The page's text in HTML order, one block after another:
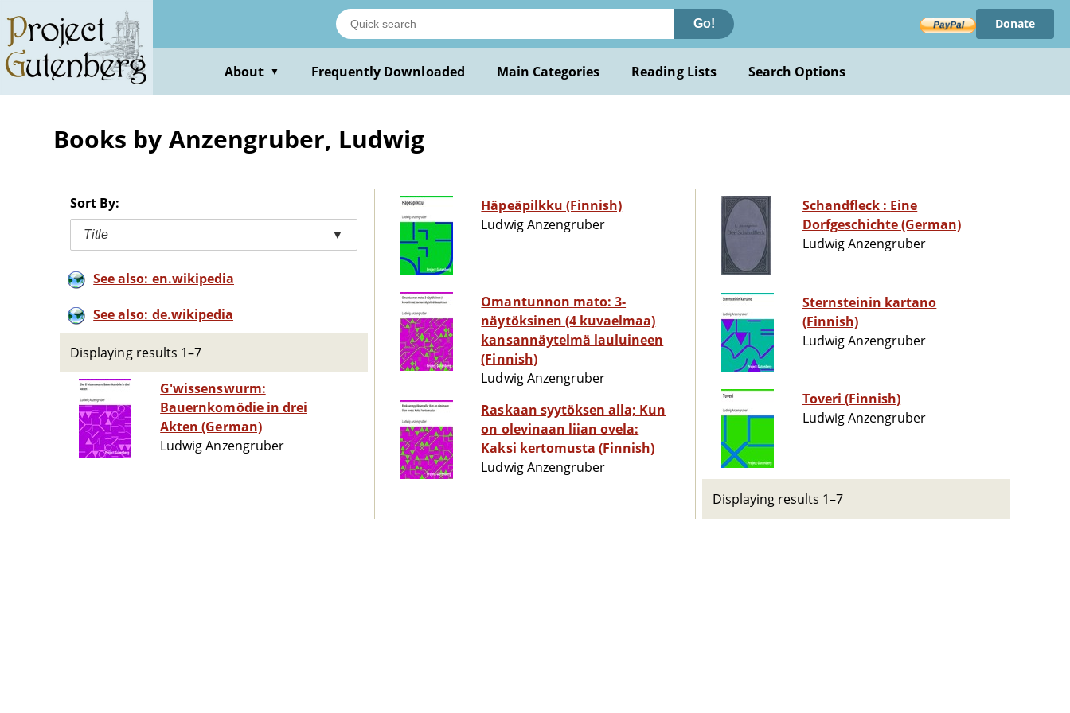
main
content
Go! Donate
About ▼ Frequently Downloaded Main Categories Reading Lists Search Options
Books by Anzengruber, Ludwig
Sort By:
Title ▼
See also: en.wikipedia
See also: de.wikipedia
Displaying results 1–7
G'wissenswurm:
Bauernkomödie in drei
Akten (German)
Ludwig Anzengruber
Häpeäpilkku (Finnish)
Ludwig Anzengruber
Omantunnon mato: 3-
näytöksinen (4 kuvaelmaa)
kansannäytelmä lauluineen
(Finnish)
Ludwig Anzengruber
Raskaan syytöksen alla; Kun
on olevinaan liian ovela:
Kaksi kertomusta (Finnish)
Ludwig Anzengruber
Schandfleck : Eine
Dorfgeschichte (German)
Ludwig Anzengruber
Sternsteinin kartano
(Finnish)
Ludwig Anzengruber
Toveri (Finnish)
Ludwig Anzengruber
Displaying results 1–7